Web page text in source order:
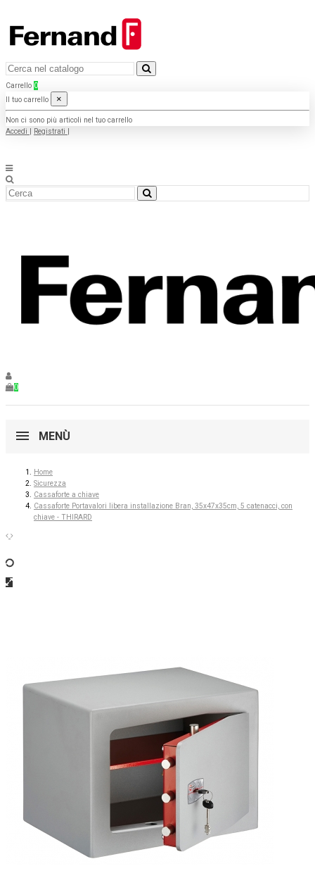
Carrello 0
Il tuo carrello
×
Non ci sono più articoli nel tuo carrello
Accedi
Registrati
0
MENÙ
Home
Sicurezza
Cassaforte a chiave
Cassaforte Portavalori libera installazione Bran, 35x47x35cm, 5 catenacci, con
chiave - THIRARD